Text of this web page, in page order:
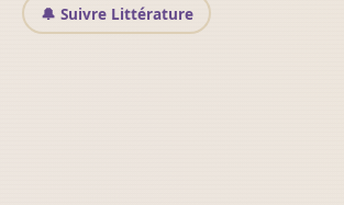
🔔 Suivre Littérature